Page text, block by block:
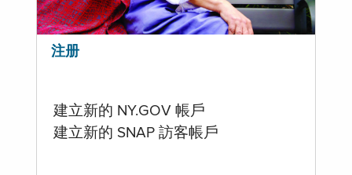
注册
建立新的 NY.GOV 帳戶
建立新的 SNAP 訪客帳戶